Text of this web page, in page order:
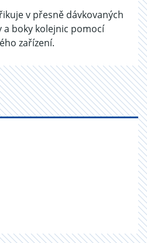
v přesně dávkovaných
a boky kolejnic pomocí
zařízení.